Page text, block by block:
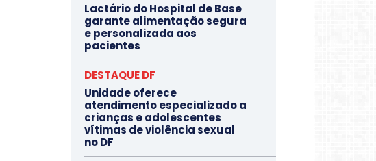
Lactário do Hospital de Base
garante alimentação segura
e personalizada aos
pacientes
DESTAQUE DF
Unidade oferece
atendimento especializado a
crianças e adolescentes
vítimas de violência sexual
no DF